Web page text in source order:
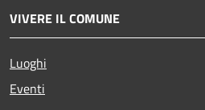
VIVERE IL COMUNE
Luoghi
Eventi